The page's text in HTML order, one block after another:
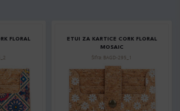
FLORAL
ETUI ZA KARTICE CORK FLORAL
MOSAIC
Šifra: BAGD-295_1